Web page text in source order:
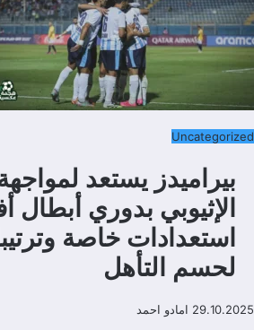
Uncategorized
بيراميدز يستعد
الإثيوبي بدوري أبطال
استعدادات خاصة
لحسم التأهل
29.10.2025 امادو احمد